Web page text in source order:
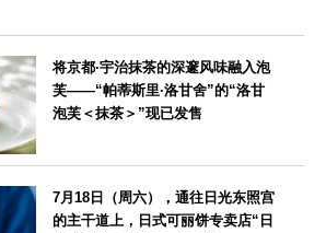
将京都·宇治抹茶的深邃风味融入泡
芙——“帕蒂斯里·洛甘舍”的“洛甘
泡芙＜抹茶＞”现已发售
7月18日（周六），通往日光东照宫
的主干道上，日式可丽饼专卖店“日